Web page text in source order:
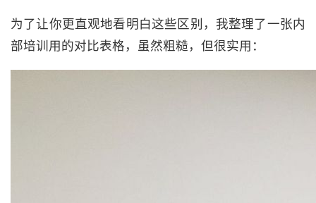
为了让你更直观地看明白这些区别，我整理了一张内
部培训用的对比表格，虽然粗糙，但很实用：